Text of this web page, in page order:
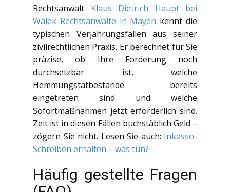
Rechtsanwalt Klaus Dietrich Haupt bei
Walek Rechtsanwälte in Mayen kennt die
typischen Verjährungsfallen aus seiner
zivilrechtlichen Praxis. Er berechnet für Sie
präzise, ob Ihre Forderung noch
durchsetzbar ist, welche
Hemmungstatbestände bereits
eingetreten sind und welche
Sofortmaßnahmen jetzt erforderlich sind.
Zeit ist in diesen Fällen buchstäblich Geld –
zögern Sie nicht. Lesen Sie auch: Inkasso-
Schreiben erhalten – was tun?
Häufig gestellte Fragen